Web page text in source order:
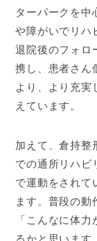
ターパークを中
や障がいでリハ
退院後のフォロ
携し、患者さん
より、より充実
えています。
加えて、倉持整
での通所リハビ
で運動をされて
ます。普段の動
「こんなに体
るかと思います